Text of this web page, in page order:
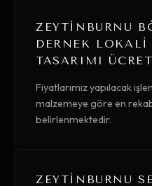
ZEYTINBURNU
DERNEK
TASARIMI
Fiyatlarımız yapılacak
malzemeye göre en
belirlenmektedir.
ZEYTINBURNU